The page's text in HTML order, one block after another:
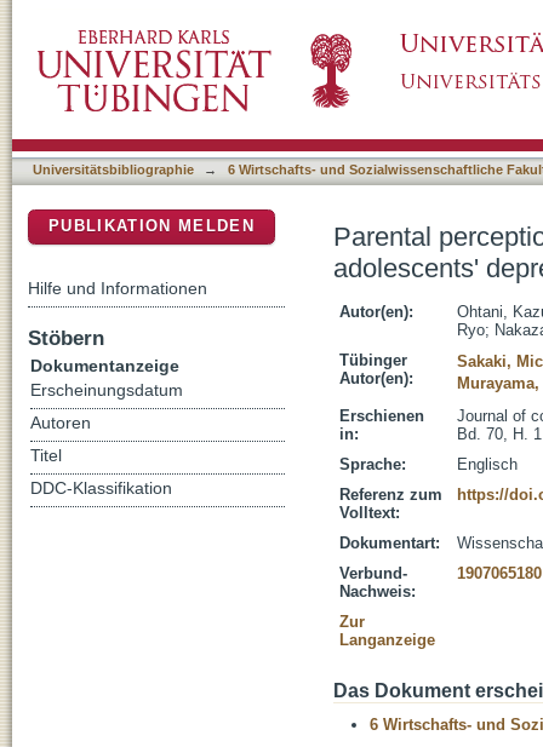
parental perceptions
Universitätsbibliographie → 6 Wirtschafts- und Sozialwissenschaftliche
Parental
adolescents'
Autor(en):
Ohtani,
Ryo;
Tübinger
Autor(en):
Sakaki,
Erschienen
in:
Journal of
Bd. 70, H.
Sprache:
Englisch
Referenz zum
Volltext:
https://
Dokumentart:
Verbund-
Nachweis:
1907065180
Zur
Langanzeige
Das Dokument
6 Wirtschafts- und
PUBLIKATION MELDEN
Hilfe und Informationen
Stöbern
Dokumentanzeige
Erscheinungsdatum
Autoren
Titel
DDC-Klassifikation